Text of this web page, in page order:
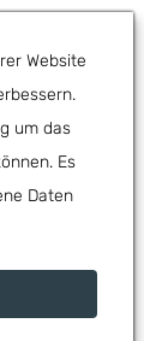
in
die
Website
um das
Es
Daten